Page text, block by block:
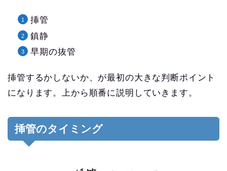
挿管
鎮静
早期の抜管
挿管するかしないか、が最初の大きな判断ポイント
になります。上から順番に説明していきます。
挿管のタイミング